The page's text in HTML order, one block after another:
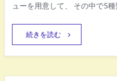
ューを用意して、 その中で5
続きを読む